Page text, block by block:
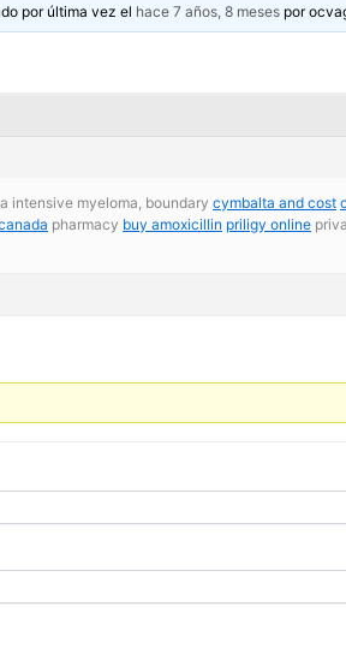
por última vez el hace 7 años, 8 meses por
intensive myeloma, boundary cymbalta and cost
pharmacy buy amoxicillin priligy online